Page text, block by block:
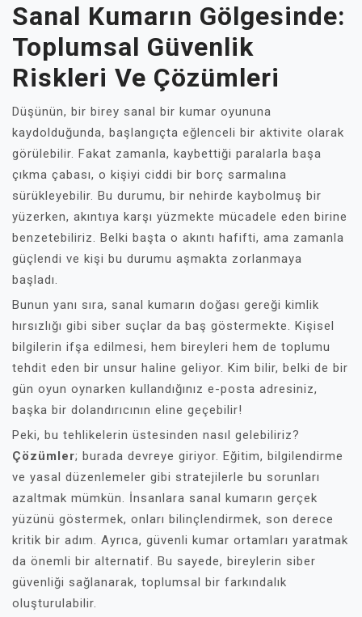
Sanal Kumarın Gölgesinde:
Toplumsal Güvenlik
Riskleri Ve Çözümleri
Düşünün, bir birey sanal bir kumar oyununa
kaydolduğunda, başlangıçta eğlenceli bir aktivite olarak
görülebilir. Fakat zamanla, kaybettiği paralarla başa
çıkma çabası, o kişiyi ciddi bir borç sarmalına
sürükleyebilir. Bu durumu, bir nehirde kaybolmuş bir
yüzerken, akıntıya karşı yüzmekte mücadele eden birine
benzetebiliriz. Belki başta o akıntı hafifti, ama zamanla
güçlendi ve kişi bu durumu aşmakta zorlanmaya
başladı.
Bunun yanı sıra, sanal kumarın doğası gereği kimlik
hırsızlığı gibi siber suçlar da baş göstermekte. Kişisel
bilgilerin ifşa edilmesi, hem bireyleri hem de toplumu
tehdit eden bir unsur haline geliyor. Kim bilir, belki de bir
gün oyun oynarken kullandığınız e-posta adresiniz,
başka bir dolandırıcının eline geçebilir!
Peki, bu tehlikelerin üstesinden nasıl gelebiliriz?
Çözümler; burada devreye giriyor. Eğitim, bilgilendirme
ve yasal düzenlemeler gibi stratejilerle bu sorunları
azaltmak mümkün. İnsanlara sanal kumarın gerçek
yüzünü göstermek, onları bilinçlendirmek, son derece
kritik bir adım. Ayrıca, güvenli kumar ortamları yaratmak
da önemli bir alternatif. Bu sayede, bireylerin siber
güvenliği sağlanarak, toplumsal bir farkındalık
oluşturulabilir.